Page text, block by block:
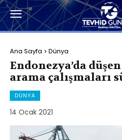
Ana Sayfa Dünya
Endonezya’da
arama çalışmaları
DÜNYA
14 Ocak 2021